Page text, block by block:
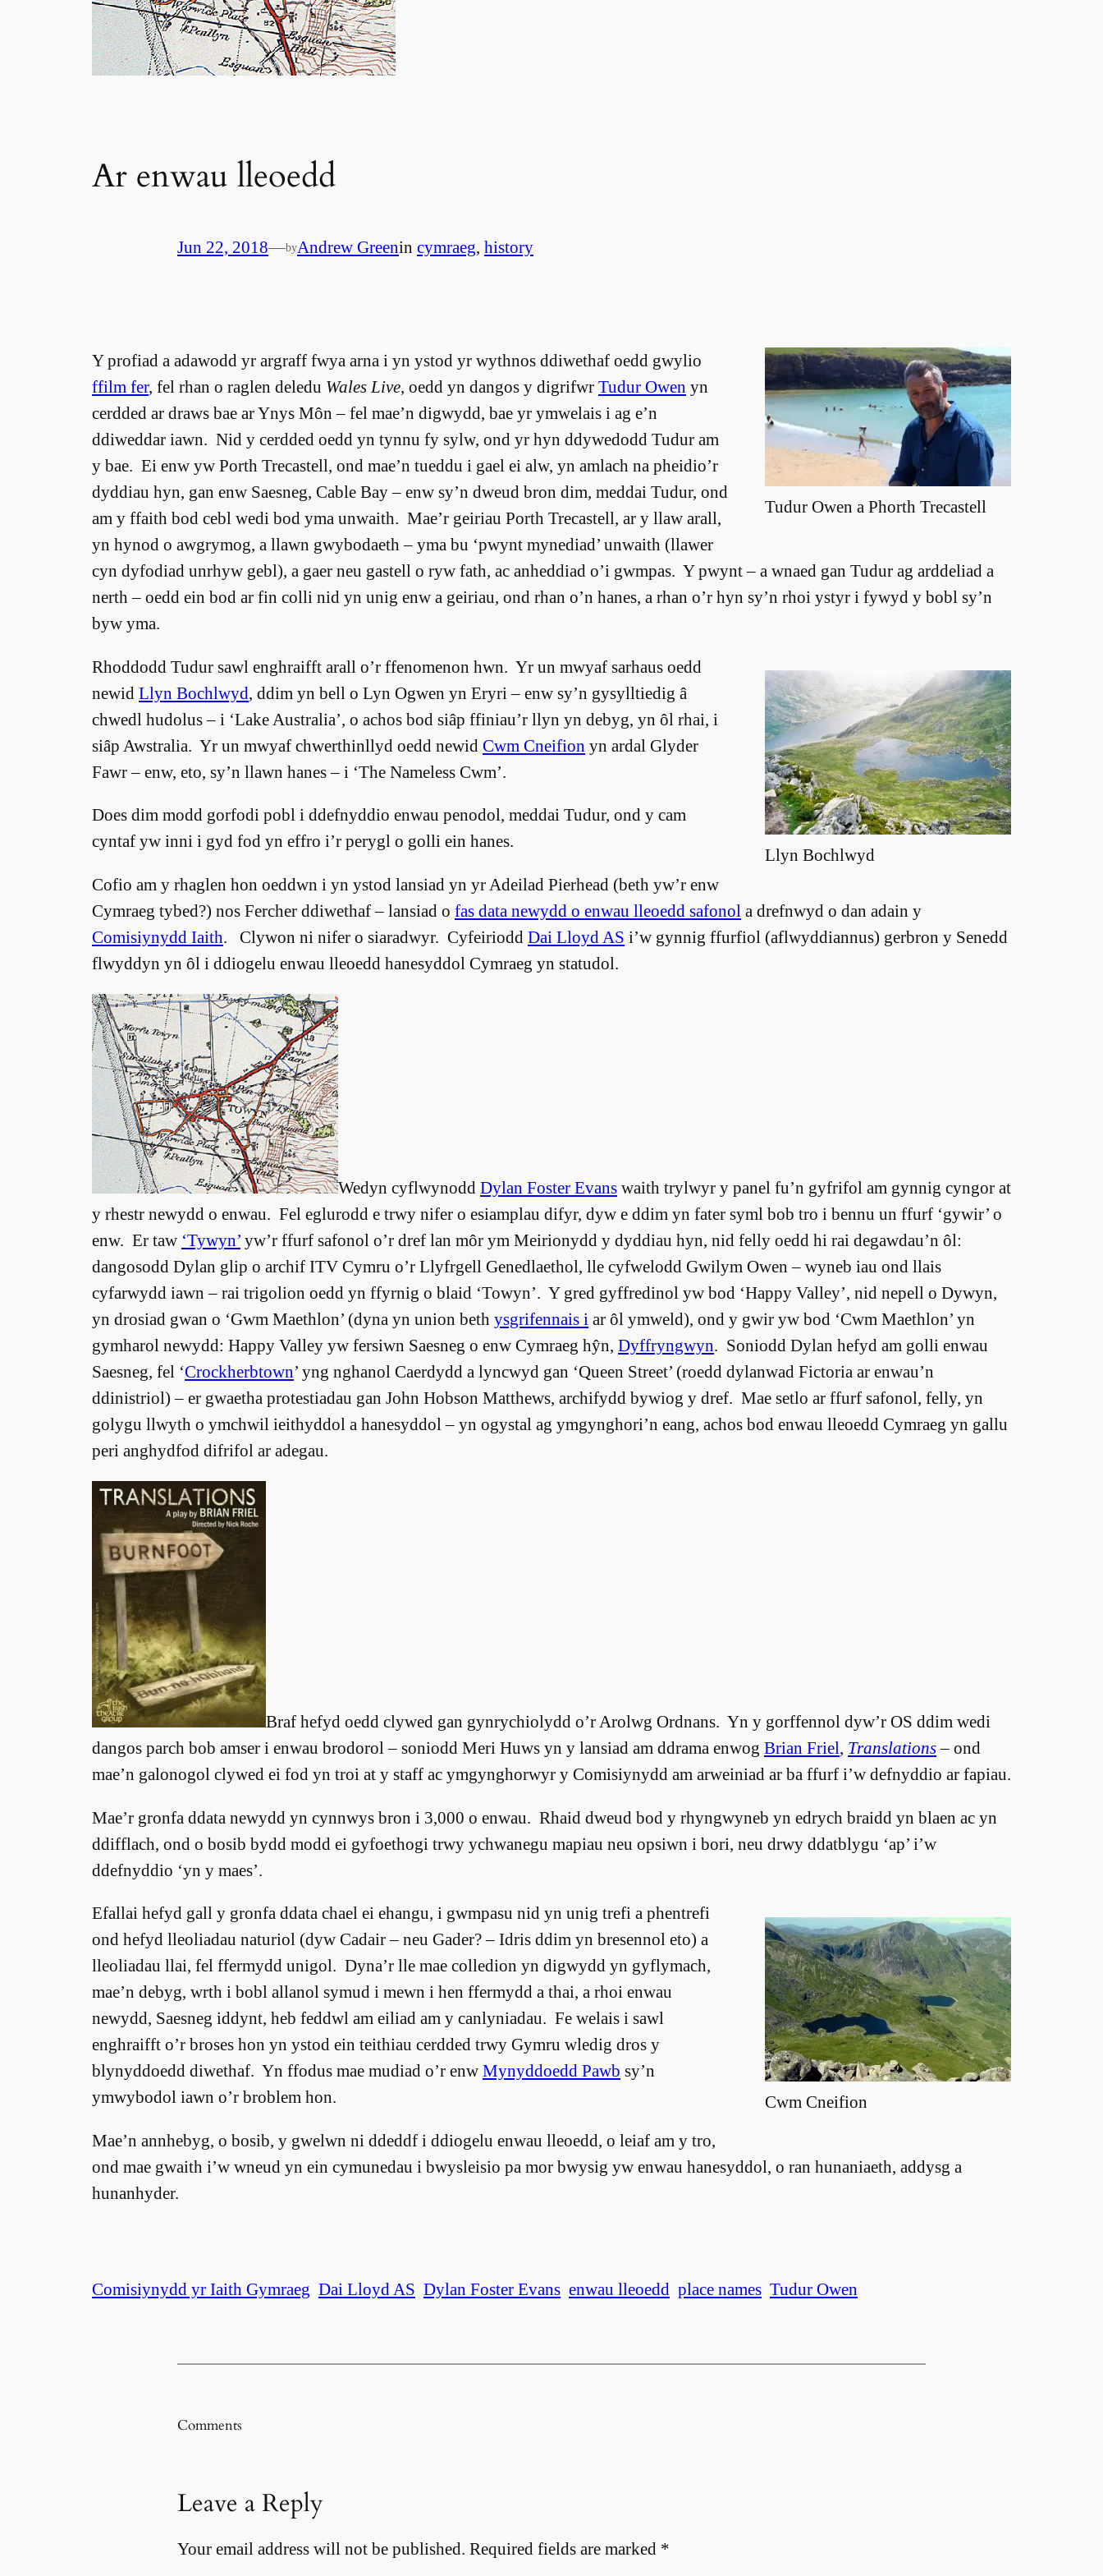
Ar enwau lleoedd
Jun 22, 2018—byAndrew Greenin cymraeg, history
Tudur Owen a Phorth Trecastell
Y profiad a adawodd yr argraff fwya arna i yn ystod yr wythnos ddiwethaf oedd gwylio
ffilm fer, fel rhan o raglen deledu Wales Live, oedd yn dangos y digrifwr Tudur Owen yn
cerdded ar draws bae ar Ynys Môn – fel mae’n digwydd, bae yr ymwelais i ag e’n
ddiweddar iawn. Nid y cerdded oedd yn tynnu fy sylw, ond yr hyn ddywedodd Tudur am
y bae. Ei enw yw Porth Trecastell, ond mae’n tueddu i gael ei alw, yn amlach na pheidio’r
dyddiau hyn, gan enw Saesneg, Cable Bay – enw sy’n dweud bron dim, meddai Tudur, ond
am y ffaith bod cebl wedi bod yma unwaith. Mae’r geiriau Porth Trecastell, ar y llaw arall,
yn hynod o awgrymog, a llawn gwybodaeth – yma bu ‘pwynt mynediad’ unwaith (llawer
cyn dyfodiad unrhyw gebl), a gaer neu gastell o ryw fath, ac anheddiad o’i gwmpas. Y pwynt – a wnaed gan Tudur ag arddeliad a
nerth – oedd ein bod ar fin colli nid yn unig enw a geiriau, ond rhan o’n hanes, a rhan o’r hyn sy’n rhoi ystyr i fywyd y bobl sy’n
byw yma.
Llyn Bochlwyd
Rhoddodd Tudur sawl enghraifft arall o’r ffenomenon hwn. Yr un mwyaf sarhaus oedd
newid Llyn Bochlwyd , ddim yn bell o Lyn Ogwen yn Eryri – enw sy’n gysylltiedig â
chwedl hudolus – i ‘Lake Australia’, o achos bod siâp ffiniau’r llyn yn debyg, yn ôl rhai, i
siâp Awstralia. Yr un mwyaf chwerthinllyd oedd newid Cwm Cneifion yn ardal Glyder
Fawr – enw, eto, sy’n llawn hanes – i ‘The Nameless Cwm’.
Does dim modd gorfodi pobl i ddefnyddio enwau penodol, meddai Tudur, ond y cam
cyntaf yw inni i gyd fod yn effro i’r perygl o golli ein hanes.
Cofio am y rhaglen hon oeddwn i yn ystod lansiad yn yr Adeilad Pierhead (beth yw’r enw
Cymraeg tybed?) nos Fercher ddiwethaf – lansiad o fas data newydd o enwau lleoedd safonol a drefnwyd o dan adain y
Comisiynydd Iaith. Clywon ni nifer o siaradwyr. Cyfeiriodd Dai Lloyd AS i’w gynnig ffurfiol (aflwyddiannus) gerbron y Senedd
flwyddyn yn ôl i ddiogelu enwau lleoedd hanesyddol Cymraeg yn statudol.
Wedyn cyflwynodd Dylan Foster Evans waith trylwyr y panel fu’n gyfrifol am gynnig cyngor at
y rhestr newydd o enwau. Fel eglurodd e trwy nifer o esiamplau difyr, dyw e ddim yn fater syml bob tro i bennu un ffurf ‘gywir’ o
enw. Er taw ‘Tywyn’ yw’r ffurf safonol o’r dref lan môr ym Meirionydd y dyddiau hyn, nid felly oedd hi rai degawdau’n ôl:
dangosodd Dylan glip o archif ITV Cymru o’r Llyfrgell Genedlaethol, lle cyfwelodd Gwilym Owen – wyneb iau ond llais
cyfarwydd iawn – rai trigolion oedd yn ffyrnig o blaid ‘Towyn’. Y gred gyffredinol yw bod ‘Happy Valley’, nid nepell o Dywyn,
yn drosiad gwan o ‘Gwm Maethlon’ (dyna yn union beth ysgrifennais i ar ôl ymweld), ond y gwir yw bod ‘Cwm Maethlon’ yn
gymharol newydd: Happy Valley yw fersiwn Saesneg o enw Cymraeg hŷn, Dyffryngwyn. Soniodd Dylan hefyd am golli enwau
Saesneg, fel ‘Crockherbtown’ yng nghanol Caerdydd a lyncwyd gan ‘Queen Street’ (roedd dylanwad Fictoria ar enwau’n
ddinistriol) – er gwaetha protestiadau gan John Hobson Matthews, archifydd bywiog y dref. Mae setlo ar ffurf safonol, felly, yn
golygu llwyth o ymchwil ieithyddol a hanesyddol – yn ogystal ag ymgynghori’n eang, achos bod enwau lleoedd Cymraeg yn gallu
peri anghydfod difrifol ar adegau.
Braf hefyd oedd clywed gan gynrychiolydd o’r Arolwg Ordnans. Yn y gorffennol dyw’r OS ddim wedi
dangos parch bob amser i enwau brodorol – soniodd Meri Huws yn y lansiad am ddrama enwog Brian Friel, Translations– ond
mae’n galonogol clywed ei fod yn troi at y staff ac ymgynghorwyr y Comisiynydd am arweiniad ar ba ffurf i’w defnyddio ar fapiau.
Mae’r gronfa ddata newydd yn cynnwys bron i 3,000 o enwau. Rhaid dweud bod y rhyngwyneb yn edrych braidd yn blaen ac yn
ddifflach, ond o bosib bydd modd ei gyfoethogi trwy ychwanegu mapiau neu opsiwn i bori, neu drwy ddatblygu ‘ap’ i’w
ddefnyddio ‘yn y maes’.
Cwm Cneifion
Efallai hefyd gall y gronfa ddata chael ei ehangu, i gwmpasu nid yn unig trefi a phentrefi
ond hefyd lleoliadau naturiol (dyw Cadair – neu Gader? – Idris ddim yn bresennol eto) a
lleoliadau llai, fel ffermydd unigol. Dyna’r lle mae colledion yn digwydd yn gyflymach,
mae’n debyg, wrth i bobl allanol symud i mewn i hen ffermydd a thai, a rhoi enwau
newydd, Saesneg iddynt, heb feddwl am eiliad am y canlyniadau. Fe welais i sawl
enghraifft o’r broses hon yn ystod ein teithiau cerdded trwy Gymru wledig dros y
blynyddoedd diwethaf. Yn ffodus mae mudiad o’r enw Mynyddoedd Pawb sy’n
ymwybodol iawn o’r broblem hon.
Mae’n annhebyg, o bosib, y gwelwn ni ddeddf i ddiogelu enwau lleoedd, o leiaf am y tro,
ond mae gwaith i’w wneud yn ein cymunedau i bwysleisio pa mor bwysig yw enwau hanesyddol, o ran hunaniaeth, addysg a
hunanhyder.
Comisiynydd yr Iaith Gymraeg Dai Lloyd AS Dylan Foster Evans enwau lleoedd place names Tudur Owen
Comments
Leave a Reply
Your email address will not be published. Required fields are marked *